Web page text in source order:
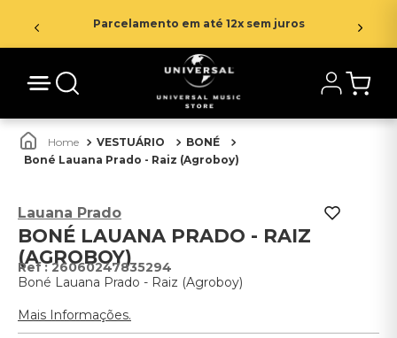
Parcelamento em até 12x sem juros
VESTUÁRIO
BONÉ
Boné Lauana Prado - Raiz (Agroboy)
Lauana Prado
BONÉ LAUANA PRADO - RAIZ
(AGROBOY)
:26060247835294
Boné Lauana Prado - Raiz (Agroboy)
Mais Informações.